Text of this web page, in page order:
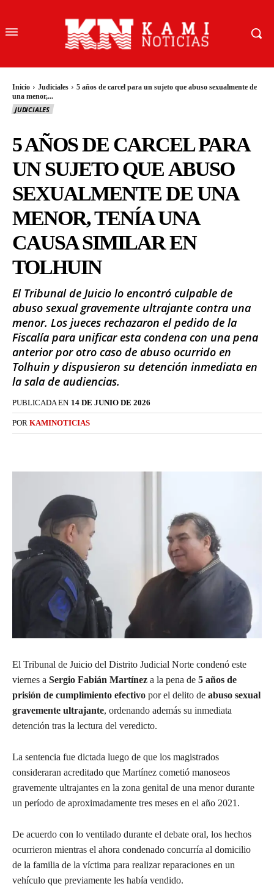
Inicio Judiciales
5 años de carcel para un sujeto que abuso sexualmente de
una menor,...
JUDICIALES
5 AÑOS DE CARCEL PARA
UN SUJETO QUE ABUSO
SEXUALMENTE DE UNA
MENOR, TENÍA UNA
CAUSA SIMILAR EN
TOLHUIN
El Tribunal de Juicio lo encontró culpable de
abuso sexual gravemente ultrajante contra una
menor. Los jueces rechazaron el pedido de la
Fiscalía para unificar esta condena con una pena
anterior por otro caso de abuso ocurrido en
Tolhuin y dispusieron su detención inmediata en
la sala de audiencias.
PUBLICADA EN 14 DE JUNIO DE 2026
POR KAMINOTICIAS
El Tribunal de Juicio del Distrito Judicial Norte condenó este
viernes a Sergio Fabián Martínez a la pena de 5 años de
prisión de cumplimiento efectivo por el delito de abuso sexual
gravemente ultrajante, ordenando además su inmediata
detención tras la lectura del veredicto.
La sentencia fue dictada luego de que los magistrados
consideraran acreditado que Martínez cometió manoseos
gravemente ultrajantes en la zona genital de una menor durante
un período de aproximadamente tres meses en el año 2021.
De acuerdo con lo ventilado durante el debate oral, los hechos
ocurrieron mientras el ahora condenado concurría al domicilio
de la familia de la víctima para realizar reparaciones en un
vehículo que previamente les había vendido.